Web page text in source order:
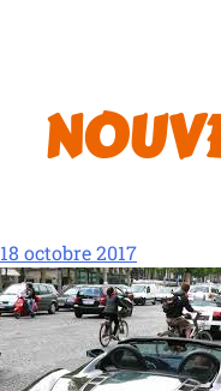
18 octobre 2017